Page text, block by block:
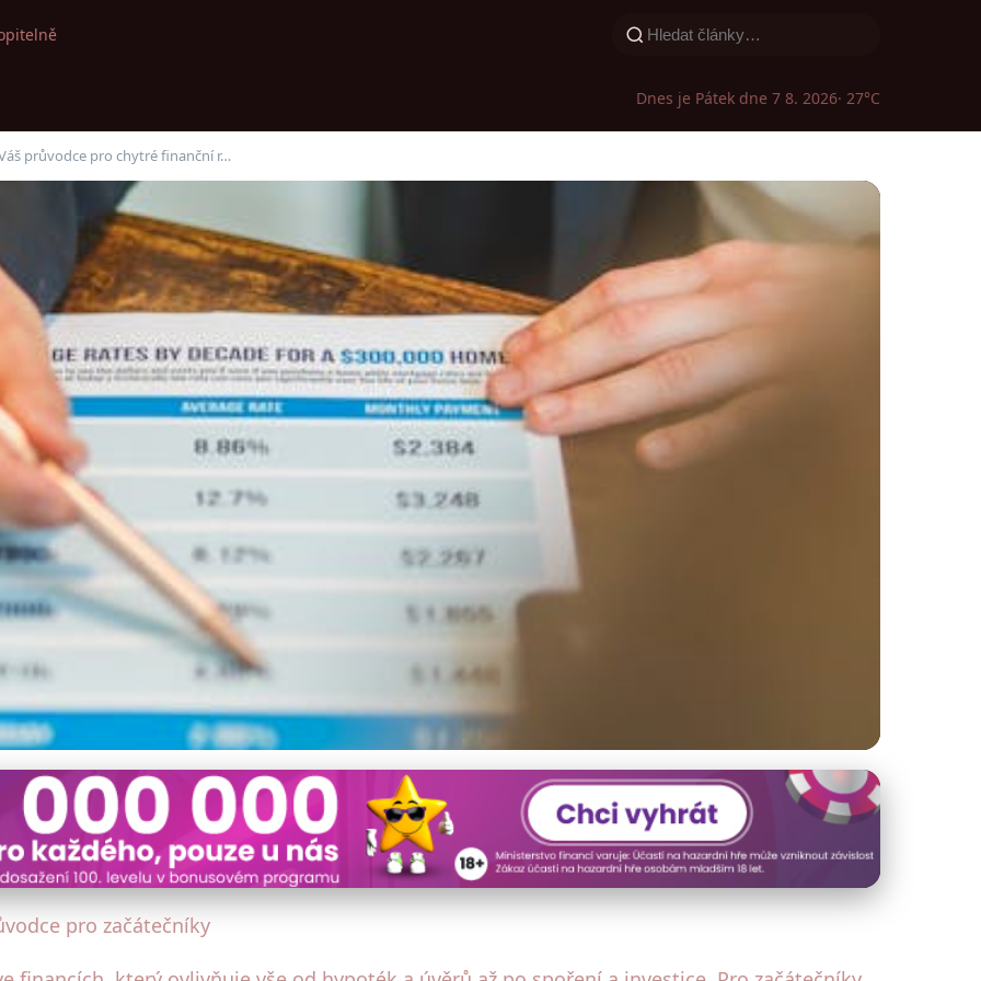
Dnes je Pátek dne 7 8. 2026· 27°C
průvodce pro chytré finanční r…
do Z: Váš průvodce pro chytré finanční
pro začátečníky